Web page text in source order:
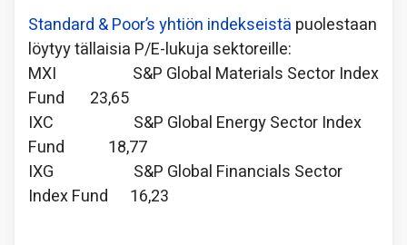
Standard & Poor’s yhtiön indekseistä puolestaan
löytyy tällaisia P/E-lukuja sektoreille:
MXI S&P Global Materials Sector Index
Fund 23,65
IXC S&P Global Energy Sector Index
Fund 18,77
IXG S&P Global Financials Sector
Index Fund 16,23